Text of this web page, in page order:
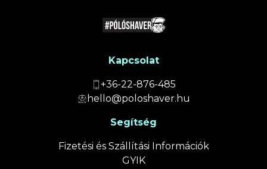
Kapcsolat
+36-22-876-485
hello@poloshaver.hu
Segítség
Fizetési és Szállítási Információk
GYIK